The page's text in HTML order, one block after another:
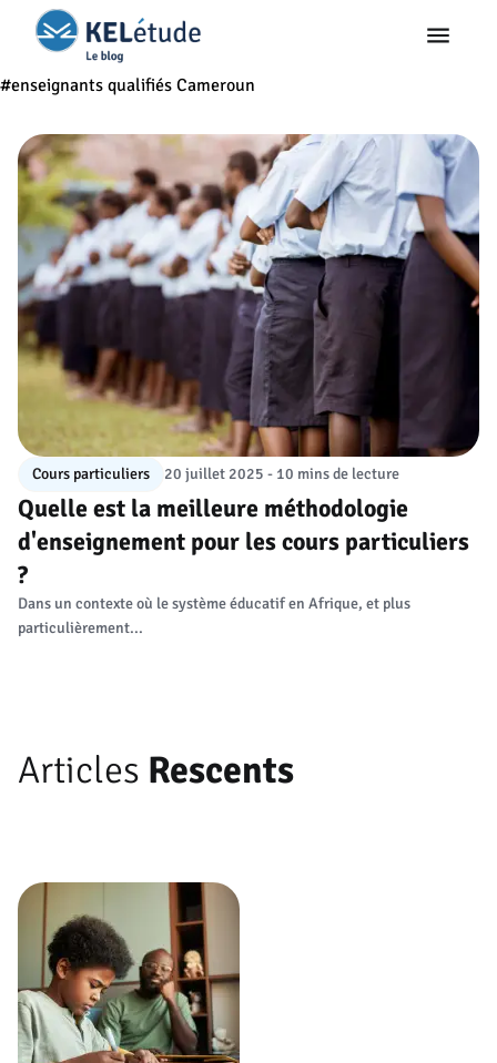
#enseignants qualifiés Cameroun
Cours particuliers 20 juillet 2025 - 10 mins de lecture
Quelle est la meilleure méthodologie
d'enseignement pour les cours particuliers
?
Dans un contexte où le système éducatif en Afrique, et plus
particulièrement...
Articles Rescents